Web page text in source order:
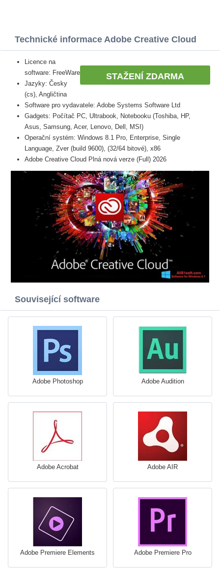
Technické informace Adobe Creative Cloud
STAŽENÍ ZDARMA
Licence na
software: FreeWare
Jazyky: Česky
(cs), Angličtina
Software pro vydavatele: Adobe Systems Software Ltd
Gadgets: Počítač PC, Ultrabook, Notebooku (Toshiba, HP,
Asus, Samsung, Acer, Lenovo, Dell, MSI)
Operační systém: Windows 8.1 Pro, Enterprise, Single
Language, Zver (build 9600), (32/64 bitové), x86
Adobe Creative Cloud Plná nová verze (Full) 2026
Související software
Adobe Photoshop Adobe Audition
Adobe Acrobat Adobe AIR
Adobe Premiere Elements Adobe Premiere Pro